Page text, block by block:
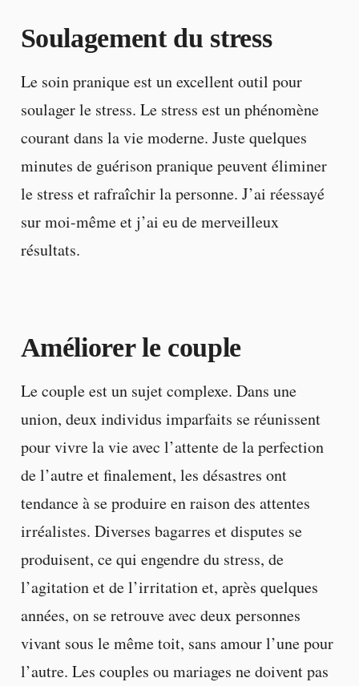
Soulagement du stress
Le soin pranique est un excellent outil pour
soulager le stress. Le stress est un phénomène
courant dans la vie moderne. Juste quelques
minutes de guérison pranique peuvent éliminer
le stress et rafraîchir la personne. J’ai réessayé
sur moi-même et j’ai eu de merveilleux
résultats.
Améliorer le couple
Le couple est un sujet complexe. Dans une
union, deux individus imparfaits se réunissent
pour vivre la vie avec l’attente de la perfection
de l’autre et finalement, les désastres ont
tendance à se produire en raison des attentes
irréalistes. Diverses bagarres et disputes se
produisent, ce qui engendre du stress, de
l’agitation et de l’irritation et, après quelques
années, on se retrouve avec deux personnes
vivant sous le même toit, sans amour l’une pour
l’autre. Les couples ou mariages ne doivent pas